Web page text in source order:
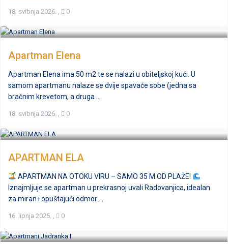
18. svibnja 2026. , 0
Apartman Elena
Apartman Elena ima 50 m2 te se nalazi u obiteljskoj kući. U
samom apartmanu nalaze se dvije spavaće sobe (jedna sa
bračnim krevetom, a druga ...
18. svibnja 2026. , 0
APARTMAN ELA
APARTMAN NA OTOKU VIRU – SAMO 35 M OD PLAŽE!
Iznajmljuje se apartman u prekrasnoj uvali Radovanjica, idealan
za miran i opuštajući odmor ...
16. lipnja 2025. , 0